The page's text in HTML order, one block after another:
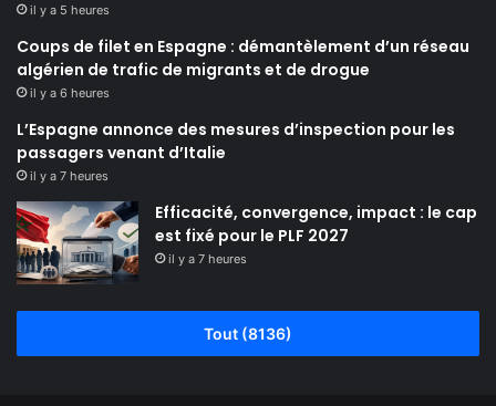
il y a 5 heures
Coups de filet en Espagne : démantèlement d’un réseau
algérien de trafic de migrants et de drogue
il y a 6 heures
L’Espagne annonce des mesures d’inspection pour les
passagers venant d’Italie
il y a 7 heures
Efficacité, convergence, impact : le cap
est fixé pour le PLF 2027
il y a 7 heures
Tout (8136)